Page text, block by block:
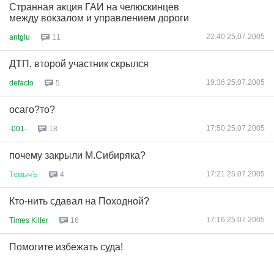
Странная акция ГАИ на челюскинцев
между вокзалом и управлением дороги
antglu 11 22:40 25.07.2005
ДТП, второй участник скрылся
defacto 5 19:36 25.07.2005
осаго?то?
-001- 18 17:50 25.07.2005
почему закрыли М.Сибиряка?
ТёмычЪ 4 17:21 25.07.2005
Кто-нить сдавал на Походной?
Times Killer 16 17:16 25.07.2005
Помогите избежать суда!